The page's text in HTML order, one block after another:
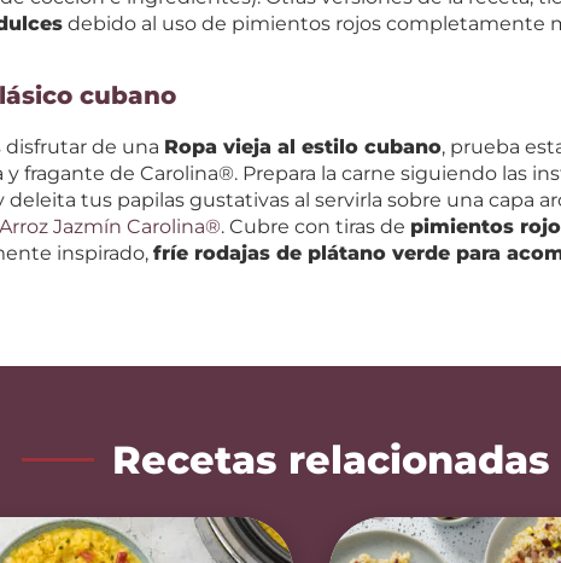
debido al uso de pimientos rojos completamente
cubano
disfrutar de una Ropa vieja al estilo cubano, prueba
y fragante de Carolina®. Prepara la carne siguiendo las
deleita tus papilas gustativas al servirla sobre una capa
Arroz Jazmín Carolina®. Cubre con tiras de pimientos
inspirado, fríe rodajas de plátano verde para
Recetas